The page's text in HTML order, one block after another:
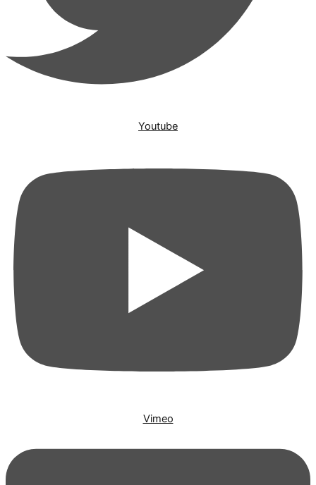
Youtube
Vimeo